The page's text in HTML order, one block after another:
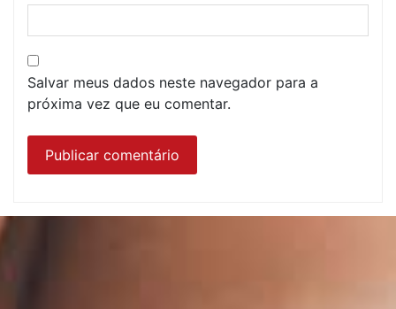
Salvar meus dados neste navegador para a
próxima vez que eu comentar.